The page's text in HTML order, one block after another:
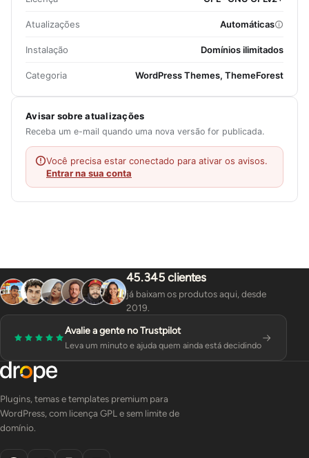
Atualizações Automáticas
Instalação Domínios ilimitados
Categoria WordPress Themes, ThemeForest
Avisar sobre atualizações
Receba um e-mail quando uma nova versão for publicada.
Você precisa estar conectado para ativar os avisos.
Entrar na sua conta
45.345 clientes
já baixam os produtos aqui, desde
2019.
Avalie a gente no Trustpilot
Leva um minuto e ajuda quem ainda está decidindo
Plugins, temas e templates premium para
WordPress, com licença GPL e sem limite de
domínio.